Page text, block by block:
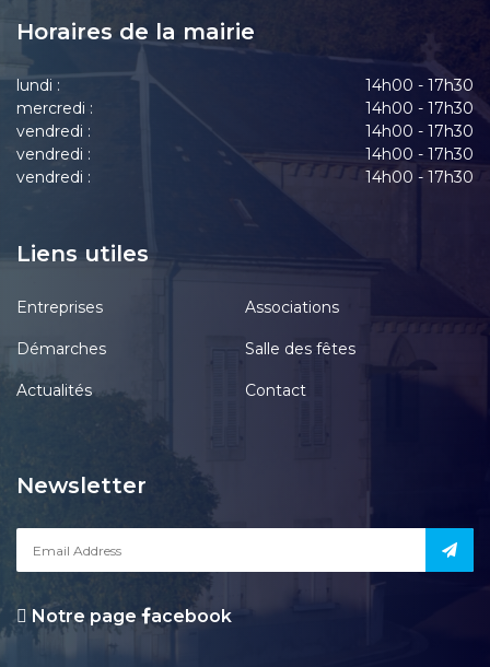
Horaires de la mairie
lundi :
14h00 - 17h30
mercredi :
14h00 - 17h30
vendredi :
14h00 - 17h30
vendredi :
14h00 - 17h30
vendredi :
14h00 - 17h30
Liens utiles
Entreprises Associations
Démarches Salle des fêtes
Actualités Contact
Newsletter
Notre page acebook